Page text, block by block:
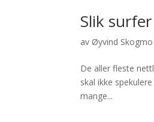
Slik
av Øyvind
De aller fleste
skal ikke
mange...